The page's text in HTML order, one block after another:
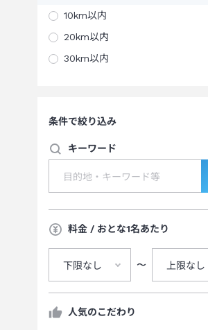
10km以内
20km以内
30km以内
条件で絞り込み
キーワード
料金 / おとな1名あたり
下限なし 〜 上限なし
人気のこだわり